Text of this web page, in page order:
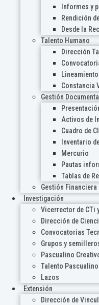
Informes y
Rendición
Desde la
Talento Humano
Dirección
Constancia
Gestión Documental
Activos de
Cuadro de
Inventario
Mercurio
Pautas
Tablas de
Gestión Financiera
Investigación
Vicerrector de CTi
Dirección de
Convocatorias
Grupos y
Pascualino
Talento Pascualino
Lazos
Extensión
Dirección de